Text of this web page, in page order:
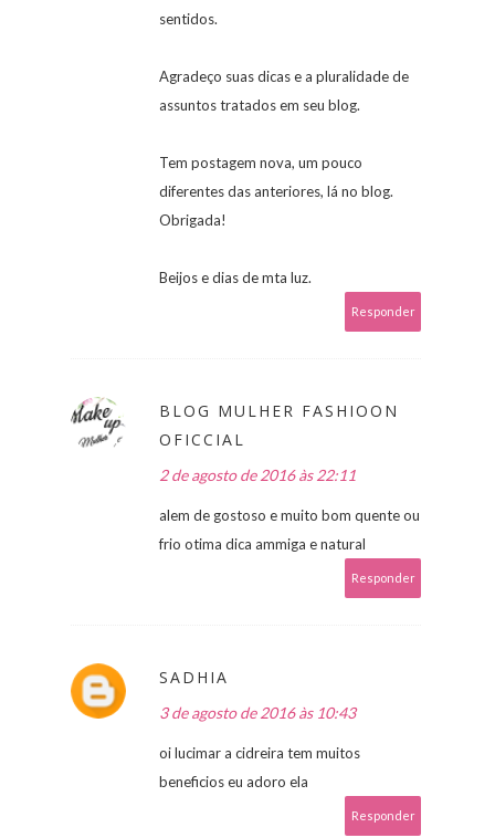
sentidos.
Agradeço suas dicas e a pluralidade de
assuntos tratados em seu blog.
Tem postagem nova, um pouco
diferentes das anteriores, lá no blog.
Obrigada!
Beijos e dias de mta luz.
Responder
BLOG MULHER FASHIOON
OFICCIAL
2 de agosto de 2016 às 22:11
alem de gostoso e muito bom quente ou
frio otima dica ammiga e natural
Responder
SADHIA
3 de agosto de 2016 às 10:43
oi lucimar a cidreira tem muitos
beneficios eu adoro ela
Responder